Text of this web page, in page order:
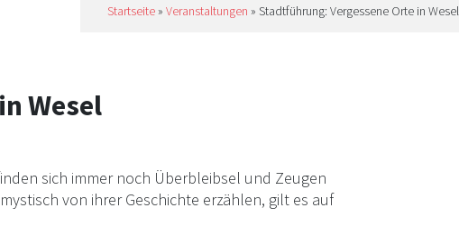
Startseite » Veranstaltungen » Stadtführung: Vergessene Orte in Wesel
Wesel
sich immer noch Überbleibsel und Zeugen
von ihrer Geschichte erzählen, gilt es auf